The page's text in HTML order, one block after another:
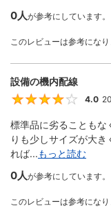
0人が参考にしています。
このレビューは参考にな
設備の機内配線
4.0
標準品に劣ることもな
りも少しサイズが大
れば...もっと読む
0人が参考にしています。
このレビューは参考にな